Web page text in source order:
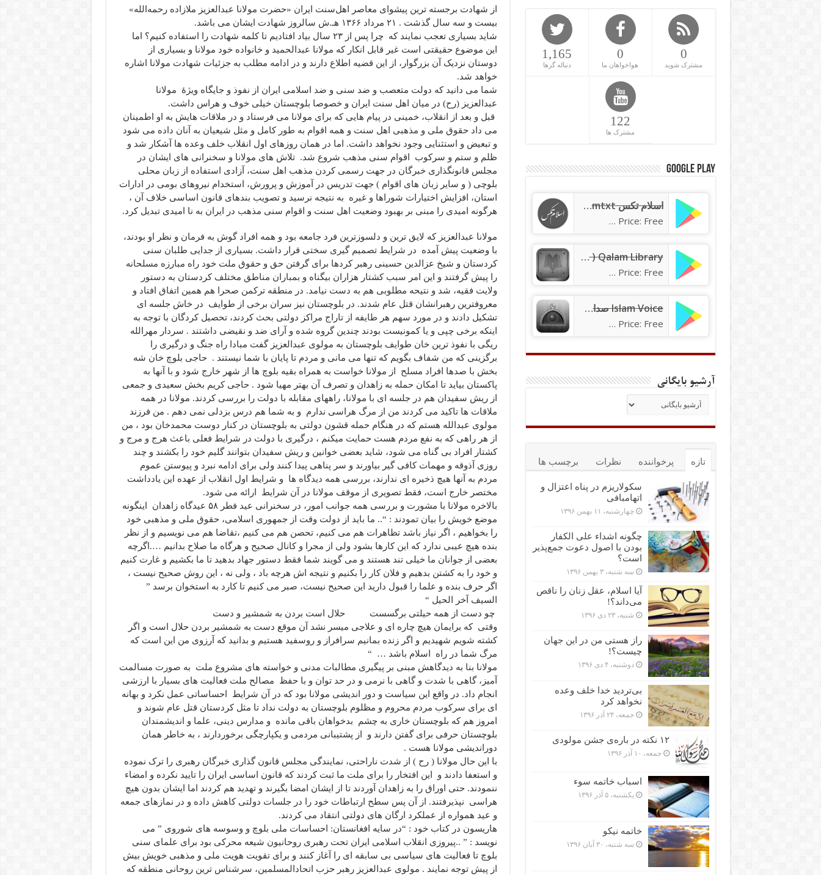
از شهادت برجسته ترین پیشوای معاصر اهل‌سنت ایران «حضرت مولانا عبدالعزیز ملازاده رحمه‌الله»
بیست و سه سال گذشت . ۲۱ مرداد ۱۳۶۶ هـ.ش سالروز شهادت ایشان می باشد.
شاید بسیاری تعجب نمایند که چرا پس از ۲۳ سال بیاد افتادیم تا کلمه شهادت را استفاده کنیم؟ اما
این موضوع حقیقتی است غیر قابل انکار که مولانا عبدالحمید و خانواده خود مولانا و بسیاری از
دوستان نزدیک آن بزرگوار، از این قضیه اطلاع دارند و در ادامه مطلب به جزئیات شهادت مولانا اشاره
خواهد شد.
شما می دانید که دولت متعصب و ضد سنی و ضد اسلامی ایران از نفوذ و جایگاه ویژۀ مولانا
عبدالعزیز (رح) در میان اهل سنت ایران و خصوصا بلوچستان خیلی خوف و هراس داشت.
قبل و بعد از انقلاب، خمینی در پیام هایی که برای مولانا می فرستاد و در ملاقات هایش به او اطمینان
می داد حقوق ملی و مذهبی اهل سنت و همه اقوام به طور کامل و مثل شیعیان به آنان داده می شود
و تبعیض و استثنایی وجود نخواهد داشت. اما در همان روزهای اول انقلاب خلف وعده ها آشکار شد و
ظلم و ستم و سرکوب اقوام سنی مذهب شروع شد. تلاش های مولانا و سخنرانی های ایشان در
مجلس قانونگذاری خبرگان در جهت رسمی کردن مذهب اهل سنت، آزادی استفاده از زبان محلی
بلوچی ( و سایر زبان های اقوام ) جهت تدریس در آموزش و پرورش، استخدام نیروهای بومی در ادارات
استان، افزایش اختیارات شوراها و غیره به نتیجه نرسید و تصویب بندهای قانون اساسی خلاف آن ،
هرگونه امیدی را مبنی بر بهبود وضعیت اهل سنت و اقوام سنی مذهب در ایران به نا امیدی تبدیل کرد.
مولانا عبدالعزیز که لایق ترین و دلسوزترین فرد جامعه بود و همه افراد گوش به فرمان و نظر او بودند،
با وضعیت پیش آمده در شرایط تصمیم گیری سختی قرار داشت. بسیاری از جدایی طلبان سنی
کردستان و شیخ عزالدین حسینی رهبر کردها برای گرفتن حق و حقوق ملت خود راه مبارزه مسلحانه
را پیش گرفتند و این امر سبب کشتار هزاران بیگناه و بمباران مناطق مختلف کردستان به دستور
ولایت فقیه، شد و نتیحه مطلوبی هم به دست نیامد. در منطقه ترکمن صحرا هم همین اتفاق افتاد و
معروفترین رهبرانشان قتل عام شدند. در بلوچستان نیز سران برخی از طوایف در خاش جلسه ای
تشکیل دادند و در مورد سهم هر طایفه از تاراج مراکز دولتی بحث کردند، تحصیل کردگان با توجه به
اینکه برخی چپی و یا کمونیست بودند چندین گروه شده و آرای ضد و نقیضی داشتند . سردار مهرالله
ریگی با نفوذ ترین خان طوایف بلوچستان به مولوی عبدالعزیز گفت مبادا راه جنگ و درگیری را
برگزینی که من شفاف بگویم که تنها می مانی و مردم تا پایان با شما نیستند . حاجی بلوچ خان شه
بخش با صدها افراد مسلح از مولانا خواست به همراه بقیه بلوچ ها از شهر خارج شود و با آنها به
پاکستان بیاید تا امکان حمله به زاهدان و تصرف آن بهتر مهیا شود . حاجی کریم بخش سعیدی و جمعی
از ریش سفیدان هم در جلسه ای با مولانا، راههای مقابله با دولت را بررسی کردند. مولانا در همه
ملاقات ها تاکید می کردند من از مرگ هراسی ندارم و به شما هم درس بزدلی نمی دهم . من فرزند
مولوی عبدالله هستم که در هنگام حمله قشون دولتی به بلوچستان در کنار دوست محمدخان بود ، من
از هر راهی که به نفع مردم هست حمایت میکنم ، درگیری با دولت در شرایط فعلی باعث هرج و مرج و
کشتار افراد بی گناه می شود، شاید بعضی خوانین و ریش سفیدان بتوانند گلیم خود را بکشند و چند
روزی آذوقه و مهمات کافی گیر بیاورند و سر پناهی پیدا کنند ولی برای ادامه نبرد و پیوستن عموم
مردم به آنها هیچ ذخیره ای ندارند، بررسی همه دیدگاه ها و شرایط اول انقلاب از عهده این یادداشت
مختصر خارج است، فقط تصویری از موقف مولانا در آن شرایط ارائه می شود.
بالاخره مولانا با مشورت و بررسی همه جوانب امور، در سخنرانی عید فطر ۵۸ عیدگاه زاهدان اینگونه
موضع خویش را بیان تمودند : “.. ما باید از دولت وقت از جمهوری اسلامی، حقوق ملی و مذهبی خود
را بخواهیم ، اگر نیاز باشد تظاهرات هم می کنیم، تحصن هم می کنیم ،تقاضا هم می نویسیم و از نظر
بنده هیچ عیبی ندارد که این کارها بشود ولی از مجرا و کانال صحیح و هرگاه ما صلاح بدانیم ….اگرچه
بعضی از جوانان ما خیلی تند هستند و می گویند شما فقط دستور جهاد بدهید تا ما بکشیم و غارت کنیم
و خود را به کشتن بدهیم و فلان کار را بکنیم و نتیجه اش هرچه باد ، ولی نه ، این روش صحیح نیست ،
اگر حرف بنده و علما را قبول دارید این صحیح نیست، صبر می کنیم تا کارد به استخوان برسد ”
السیف آخر الحیل “
چو دست از همه حیلتی برگسست حلال است بردن به شمشیر و دست
وقتی که برایمان هیچ چاره ای و علاجی میسر نشد آن موقع دست به شمشیر بردن حلال است و اگر
کشته شویم شهیدیم و اگر زنده بمانیم سرافراز و روسفید هستیم و بدانید که آرزوی من این است که
مرگ شما در راه اسلام باشد … “
مولانا بنا به دیدگاهش مبنی بر پیگیری مطالبات مدنی و خواسته های مشروع ملت به صورت مسالمت
آمیز، گاهی با شدت و گاهی با نرمی و در حد توان و با حفظ مصالح ملت فعالیت های بسیار با ارزشی
انجام داد. در واقع این سیاست و دور اندیشی مولانا بود که در آن شرایط احساساتی عمل نکرد و بهانه
ای برای سرکوب مردم محروم و مظلوم بلوچستان به دولت نداد تا مثل کردستان قتل عام شوند و
امروز هم که بلوچستان خاری به چشم بدخواهان باقی مانده و مدارس دینی، علما و اندیشمندان
بلوچستان حرفی برای گفتن دارند و از پشتیبانی مردمی و یکپارچگی برخوردارند ، به خاطر همان
دوراندیشی مولانا هست .
با این حال مولانا ( رح ) از شدت ناراحتی، نمایندگی مجلس قانون گذاری خبرگان رهبری را ترک نموده
و استعفا دادند و این افتخار را برای ملت ما ثبت کردند که قانون اساسی ایران را تایید نکرده و امضاء
ننمودند. حتی اوراق را به زاهدان آوردند تا از ایشان امضا بگیرند و تهدید هم کردند اما ایشان بدون هیچ
هراسی نپذیرفتند. از آن پس سطح ارتباطات خود را در جلسات دولتی کاهش داده و در نمازهای جمعه
و عید همواره از عملکرد ارگان های دولتی انتقاد می کردند.
هاریسون در کتاب خود : “در سایه افغانستان: احساسات ملی بلوچ و وسوسه های شوروی ” می
نویسد : ” ..پیروزی انقلاب اسلامی ایران تحت رهبری روحانیون شیعه محرکی بود برای علمای سنی
بلوچ تا فعالیت های سیاسی بی سابقه ای را آغاز کنند و برای تقویت هویت ملی و مذهبی خویش بیش
از پیش توجه نمایند . مولوی عبدالعزیز رهبر حزب اتحادالمسلمین، سرشناس ترین روحانی منطقه که
0
مشترک شوید
0
هواخواهان ما
1,165
دنباله گرها
122
مشترک ها
Google Play
اسلام تکس islamtxt
Price: Free
Qalam Library ( کتابخانه قلم )
Price: Free
Islam Voice صدای اسلام
Price: Free
آرشیو بایگانی
تازه پرخواننده نظرات برچسب ها
سکولاریزم در پناه اعتزال و
اتهام‎بافی
چهارشنبه، ۱۱ بهمن ۱۳۹۶
چگونه اشداء علی الکفار
بودن با اصول دعوت جمع‌پذیر
است؟
سه شنبه، ۳ بهمن ۱۳۹۶
آیا اسلام، عقل زنان را ناقص
می‌داند؟!
شنبه، ۲۳ دی ۱۳۹۶
راز هستی من در این جهان
چیست؟!
دوشنبه، ۴ دی ۱۳۹۶
بی‌تردید خدا خلف وعده
نخواهد کرد
جمعه، ۲۴ آذر ۱۳۹۶
۱۲ نکته در باره‌ی جشن مولودی
جمعه، ۱۰ آذر ۱۳۹۶
اسباب خاتمه سوء
یکشنبه، ۵ آذر ۱۳۹۶
خاتمه نیکو
سه شنبه، ۳۰ آبان ۱۳۹۶